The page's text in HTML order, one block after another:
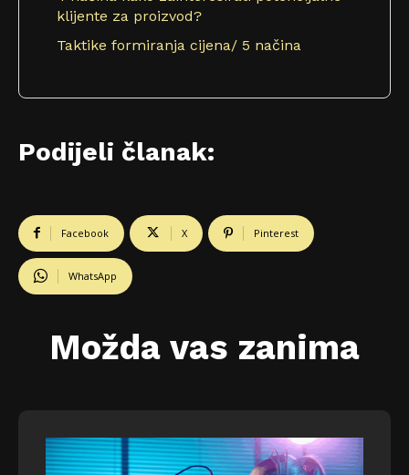
klijente za proizvod?
Taktike formiranja cijena/ 5 načina
Podijeli članak:
Facebook X Pinterest
WhatsApp
Možda vas zanima